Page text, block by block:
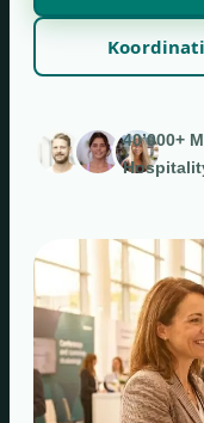
40’000+